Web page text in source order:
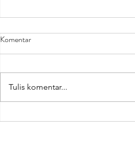
An Amazing Baptism
Komentar
Tulis komentar...